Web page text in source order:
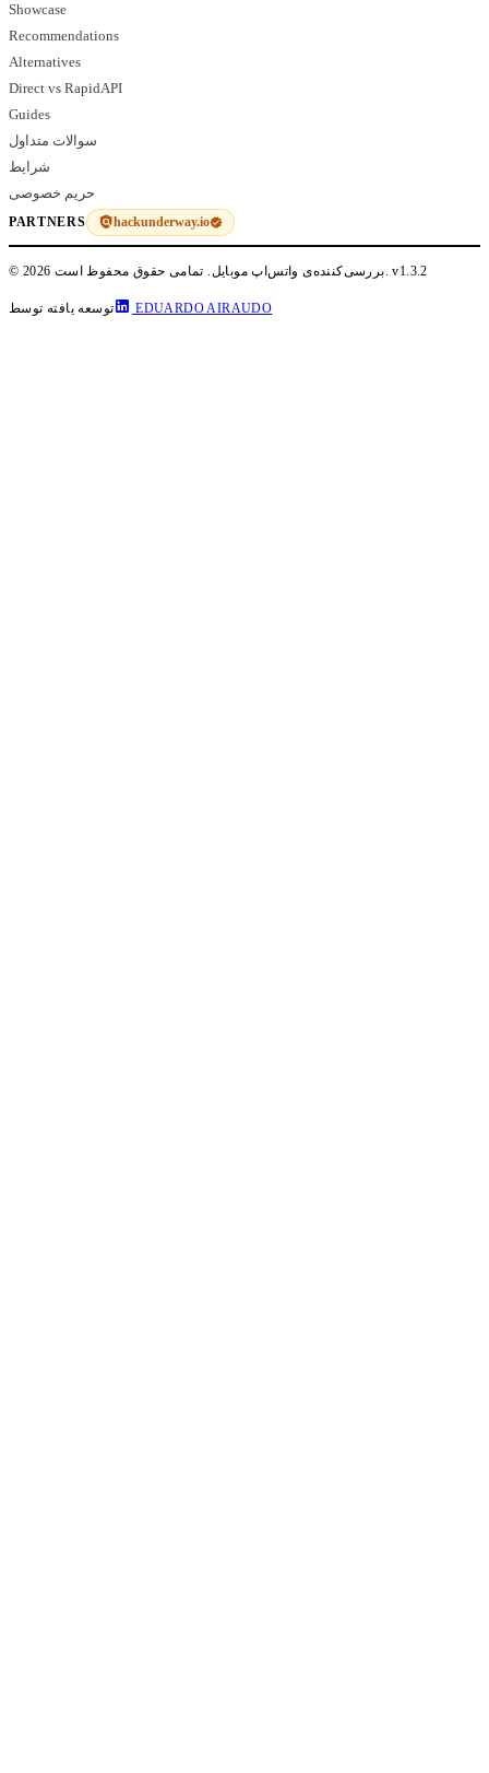
Showcase
Recommendations
Alternatives
Direct vs RapidAPI
Guides
سوالات متداول
شرایط
حریم خصوصی
PARTNERS hackunderway.io
© 2026 بررسی‌کننده‌ی واتس‌اپ موبایل. تمامی حقوق محفوظ است.v1.3.2
توسعه یافته توسط EDUARDO AIRAUDO